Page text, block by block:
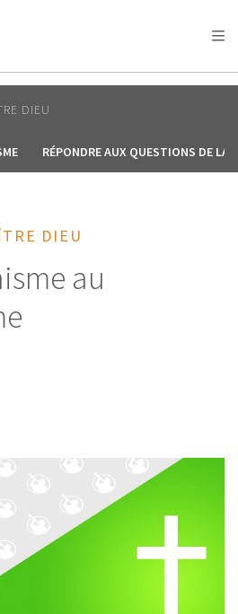
DIEU
RÉPONDRE AUX QUESTIONS DE LA
DIEU
au